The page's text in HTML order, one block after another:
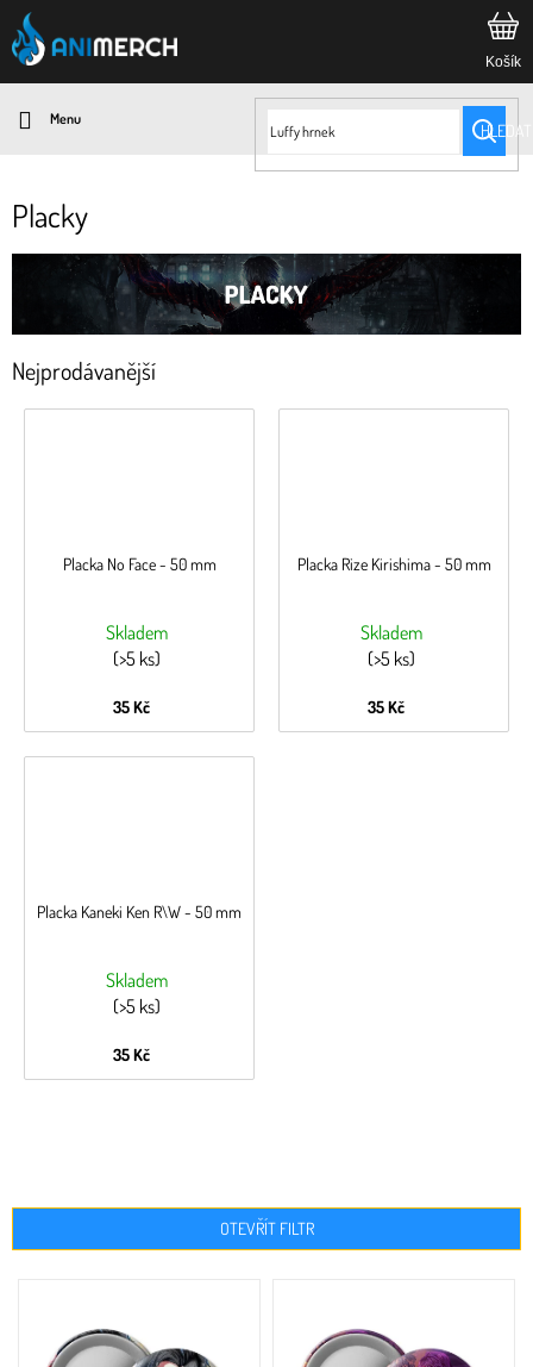
Přejít
na
obsah
HLEDAT
Placky
Nejprodávanější
Placka No Face - 50 mm
Skladem
(>5 ks)
35 Kč
Placka Rize Kirishima - 50 mm
Skladem
(>5 ks)
35 Kč
Placka Kaneki Ken R\W - 50 mm
Skladem
(>5 ks)
35 Kč
OTEVŘÍT FILTR